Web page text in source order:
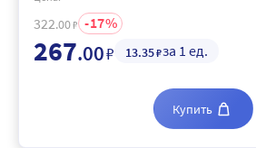
322.00₽ 17
267.00₽ 13.35₽за 1 ед.
Купить